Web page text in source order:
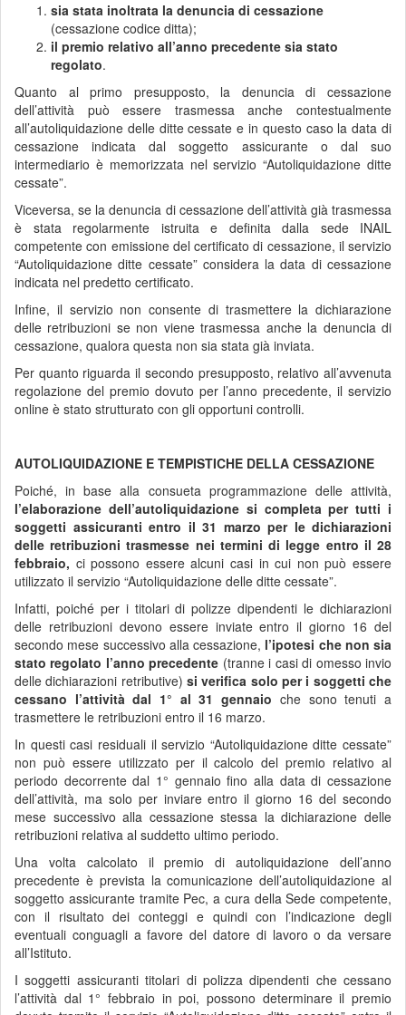
sia stata inoltrata la denuncia di cessazione
(cessazione codice ditta);
il premio relativo all’anno precedente sia stato
regolato.
Quanto al primo presupposto, la denuncia di cessazione
dell’attività può essere trasmessa anche contestualmente
all’autoliquidazione delle ditte cessate e in questo caso la data di
cessazione indicata dal soggetto assicurante o dal suo
intermediario è memorizzata nel servizio “Autoliquidazione ditte
cessate”.
Viceversa, se la denuncia di cessazione dell’attività già trasmessa
è stata regolarmente istruita e definita dalla sede INAIL
competente con emissione del certificato di cessazione, il servizio
“Autoliquidazione ditte cessate” considera la data di cessazione
indicata nel predetto certificato.
Infine, il servizio non consente di trasmettere la dichiarazione
delle retribuzioni se non viene trasmessa anche la denuncia di
cessazione, qualora questa non sia stata già inviata.
Per quanto riguarda il secondo presupposto, relativo all’avvenuta
regolazione del premio dovuto per l’anno precedente, il servizio
online è stato strutturato con gli opportuni controlli.
AUTOLIQUIDAZIONE E TEMPISTICHE DELLA CESSAZIONE
Poiché, in base alla consueta programmazione delle attività,
l’elaborazione dell’autoliquidazione si completa per tutti i
soggetti assicuranti entro il 31 marzo per le dichiarazioni
delle retribuzioni trasmesse nei termini di legge entro il 28
febbraio, ci possono essere alcuni casi in cui non può essere
utilizzato il servizio “Autoliquidazione delle ditte cessate”.
Infatti, poiché per i titolari di polizze dipendenti le dichiarazioni
delle retribuzioni devono essere inviate entro il giorno 16 del
secondo mese successivo alla cessazione, l’ipotesi che non sia
stato regolato l’anno precedente (tranne i casi di omesso invio
delle dichiarazioni retributive) si verifica solo per i soggetti che
cessano l’attività dal 1° al 31 gennaio che sono tenuti a
trasmettere le retribuzioni entro il 16 marzo.
In questi casi residuali il servizio “Autoliquidazione ditte cessate”
non può essere utilizzato per il calcolo del premio relativo al
periodo decorrente dal 1° gennaio fino alla data di cessazione
dell’attività, ma solo per inviare entro il giorno 16 del secondo
mese successivo alla cessazione stessa la dichiarazione delle
retribuzioni relativa al suddetto ultimo periodo.
Una volta calcolato il premio di autoliquidazione dell’anno
precedente è prevista la comunicazione dell’autoliquidazione al
soggetto assicurante tramite Pec, a cura della Sede competente,
con il risultato dei conteggi e quindi con l’indicazione degli
eventuali conguagli a favore del datore di lavoro o da versare
all’Istituto.
I soggetti assicuranti titolari di polizza dipendenti che cessano
l’attività dal 1° febbraio in poi, possono determinare il premio